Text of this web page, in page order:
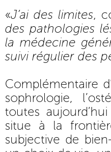
«J’ai des limites,
des pathologies
la médecine
suivi régulier des
Complémentaire
sophrologie,
toutes
situe à la
subjective de